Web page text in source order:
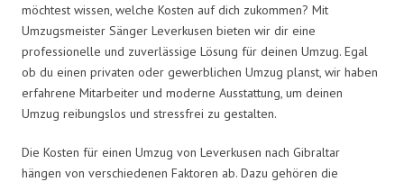
möchtest wissen, welche Kosten auf dich zukommen? Mit
Umzugsmeister Sänger Leverkusen bieten wir dir eine
professionelle und zuverlässige Lösung für deinen Umzug. Egal
ob du einen privaten oder gewerblichen Umzug planst, wir haben
erfahrene Mitarbeiter und moderne Ausstattung, um deinen
Umzug reibungslos und stressfrei zu gestalten.
Die Kosten für einen Umzug von Leverkusen nach Gibraltar
hängen von verschiedenen Faktoren ab. Dazu gehören die